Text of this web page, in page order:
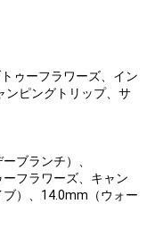
ゥーフラワーズ、イン
ンピングトリップ、サ
ブランチ）、
フラワーズ、キャン
）、14.0mm（ウォー